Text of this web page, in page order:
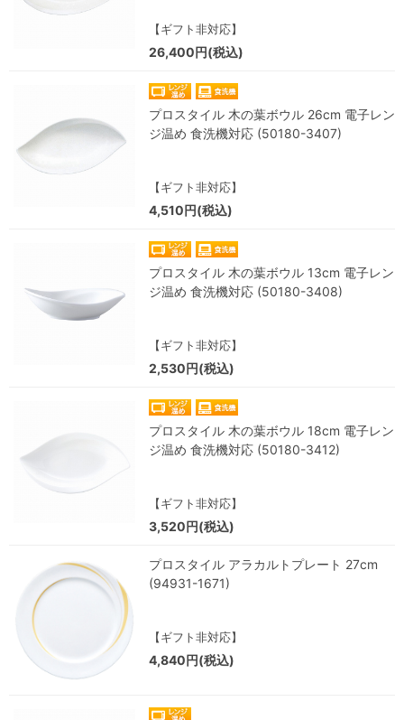
【ギフト非対応】
26,400円(税込)
プロスタイル 木の葉ボウル 26cm 電子レン
ジ温め 食洗機対応 (50180-3407)
【ギフト非対応】
4,510円(税込)
プロスタイル 木の葉ボウル 13cm 電子レン
ジ温め 食洗機対応 (50180-3408)
【ギフト非対応】
2,530円(税込)
プロスタイル 木の葉ボウル 18cm 電子レン
ジ温め 食洗機対応 (50180-3412)
【ギフト非対応】
3,520円(税込)
プロスタイル アラカルトプレート 27cm
(94931-1671)
【ギフト非対応】
4,840円(税込)